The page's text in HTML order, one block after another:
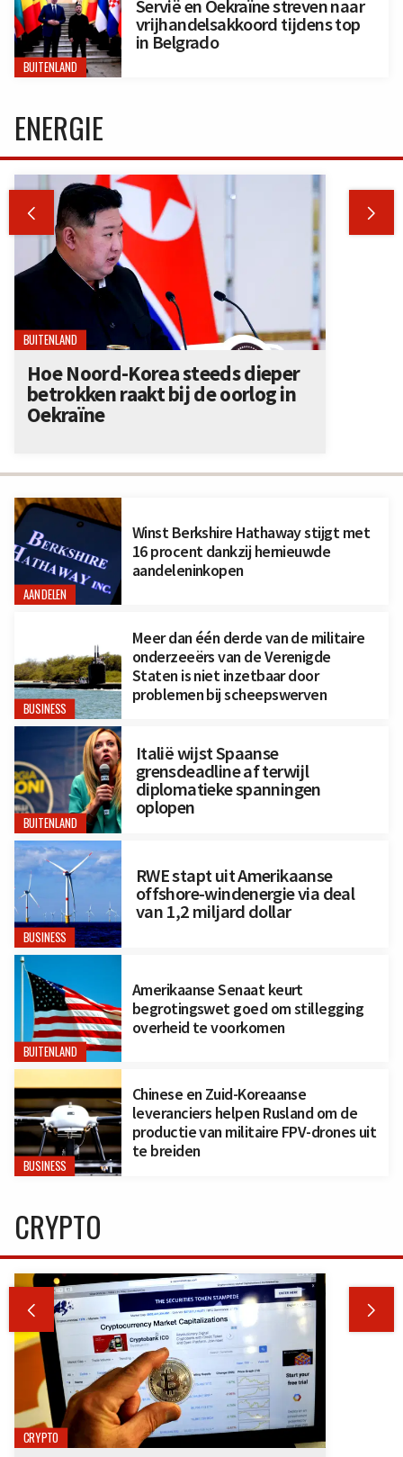
BUITENLAND
Servië en Oekraïne streven naar
vrijhandelsakkoord tijdens top
in Belgrado
AANDELEN
Winst Berkshire Hathaway stijgt met
16 procent dankzij hernieuwde
aandeleninkopen
BUSINESS
Meer dan één derde van de militaire
onderzeeërs van de Verenigde
Staten is niet inzetbaar door
problemen bij scheepswerven
BUITENLAND
Italië wijst Spaanse
grensdeadline af terwijl
diplomatieke spanningen
oplopen
BUSINESS
RWE stapt uit Amerikaanse
offshore-windenergie via deal
van 1,2 miljard dollar
BUITENLAND
Amerikaanse Senaat keurt
begrotingswet goed om stillegging
overheid te voorkomen
BUSINESS
Chinese en Zuid-Koreaanse
leveranciers helpen Rusland om de
productie van militaire FPV-drones uit
te breiden
ENERGIE
 
BUITENLAND
Hoe Noord-Korea steeds dieper
betrokken raakt bij de oorlog in
Oekraïne
CRYPTO
 
CRYPTO